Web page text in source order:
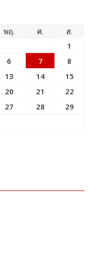
พฤ. ศ.
ส.
1
6 7
8
13 14
15
20 21
22
27 28
29